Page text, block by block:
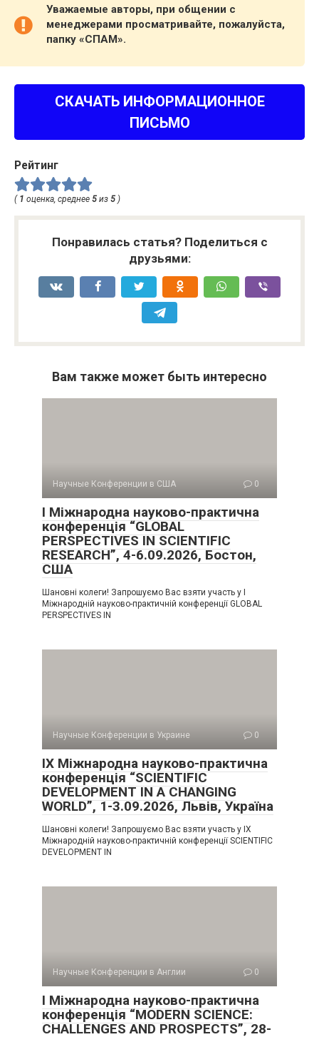
Уважаемые авторы, при общении с
менеджерами просматривайте, пожалуйста,
папку «СПАМ».
СКАЧАТЬ ИНФОРМАЦИОННОЕ
ПИСЬМО
Рейтинг
( 1 оценка, среднее 5 из 5 )
Понравилась статья? Поделиться с
друзьями:
Вам также может быть интересно
Научные Конференции в США 0
I Міжнародна науково-практична
конференція “GLOBAL
PERSPECTIVES IN SCIENTIFIC
RESEARCH”, 4-6.09.2026, Бостон,
США
Шановні колеги! Запрошуємо Вас взяти участь у I
Міжнародній науково-практичній конференції GLOBAL
PERSPECTIVES IN
Научные Конференции в Украине 0
IX Міжнародна науково-практична
конференція “SCIENTIFIC
DEVELOPMENT IN A CHANGING
WORLD”, 1-3.09.2026, Львів, Україна
Шановні колеги! Запрошуємо Вас взяти участь у IX
Міжнародній науково-практичній конференції SCIENTIFIC
DEVELOPMENT IN
Научные Конференции в Англии 0
I Міжнародна науково-практична
конференція “MODERN SCIENCE:
CHALLENGES AND PROSPECTS”, 28-